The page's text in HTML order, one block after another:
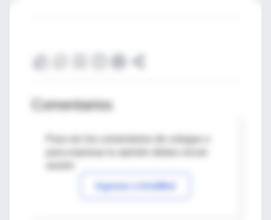
Comentarios
Para ver los comentarios de colegas o
Ingresar a IntraMed